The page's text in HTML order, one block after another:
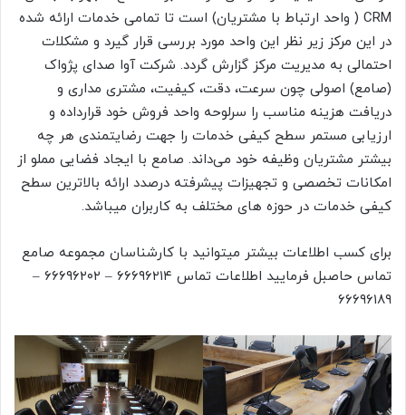
CRM ( واحد ارتباط با مشتریان) است تا تمامی خدمات ارائه شده
در این مرکز زیر نظر این واحد مورد بررسی قرار گیرد و مشکلات
احتمالی به مدیریت مرکز گزارش گردد. شرکت آوا صدای پژواک
(صامع) اصولی چون سرعت، دقت، کیفیت، مشتری مداری و
دریافت هزینه مناسب را سرلوحه واحد فروش خود قرارداده و
ارزیابی مستمر سطح کیفی خدمات را جهت رضایتمندی هر چه
بیشتر مشتریان وظیفه خود می‌داند. صامع با ایجاد فضایی مملو از
امکانات تخصصی و تجهیزات پیشرفته درصدد ارائه بالاترین سطح
کیفی خدمات در حوزه های مختلف به کاربران میباشد.
برای کسب اطلاعات بیشتر میتوانید با کارشناسان مجموعه صامع
تماس حاصبل فرمایید اطلاعات تماس ۶۶۶۹۶۲۱۴ – ۶۶۶۹۶۲۰۲ –
۶۶۶۹۶۱۸۹